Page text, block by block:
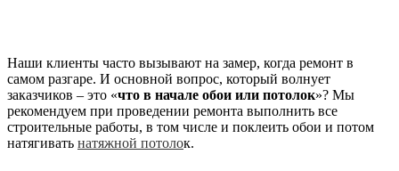
Наши клиенты часто вызывают на замер, когда ремонт в
самом разгаре. И основной вопрос, который волнует
заказчиков – это «что в начале обои или потолок»? Мы
рекомендуем при проведении ремонта выполнить все
строительные работы, в том числе и поклеить обои и потом
натягивать натяжной потолок.